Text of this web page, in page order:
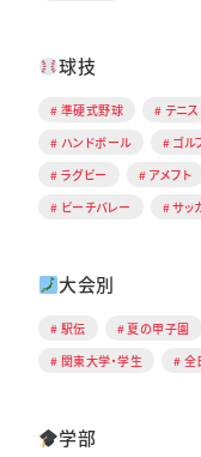
球技
準硬式野球 テニス
ハンドボール
ゴル
ラグビー
アメフト
ビーチバレー
サッ
大会別
駅伝 夏の甲子園
関東大学・学生
全
学部